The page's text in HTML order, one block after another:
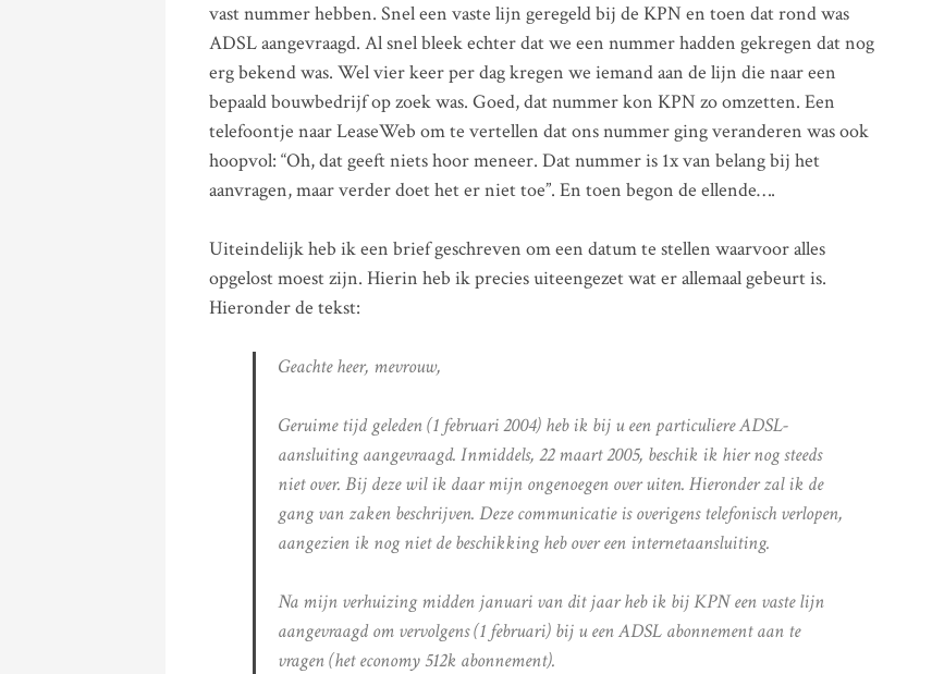
vast nummer hebben. Snel een vaste lijn geregeld bij de KPN en toen dat rond was
ADSL aangevraagd. Al snel bleek echter dat we een nummer hadden gekregen dat nog
erg bekend was. Wel vier keer per dag kregen we iemand aan de lijn die naar een
bepaald bouwbedrijf op zoek was. Goed, dat nummer kon KPN zo omzetten. Een
telefoontje naar LeaseWeb om te vertellen dat ons nummer ging veranderen was ook
hoopvol: “Oh, dat geeft niets hoor meneer. Dat nummer is 1x van belang bij het
aanvragen, maar verder doet het er niet toe”. En toen begon de ellende….
Uiteindelijk heb ik een brief geschreven om een datum te stellen waarvoor alles
opgelost moest zijn. Hierin heb ik precies uiteengezet wat er allemaal gebeurt is.
Hieronder de tekst:
Geachte heer, mevrouw,
Geruime tijd geleden (1 februari 2004) heb ik bij u een particuliere ADSL-
aansluiting aangevraagd. Inmiddels, 22 maart 2005, beschik ik hier nog steeds
niet over. Bij deze wil ik daar mijn ongenoegen over uiten. Hieronder zal ik de
gang van zaken beschrijven. Deze communicatie is overigens telefonisch verlopen,
aangezien ik nog niet de beschikking heb over een internetaansluiting.
Na mijn verhuizing midden januari van dit jaar heb ik bij KPN een vaste lijn
aangevraagd om vervolgens (1 februari) bij u een ADSL abonnement aan te
vragen (het economy 512k abonnement).